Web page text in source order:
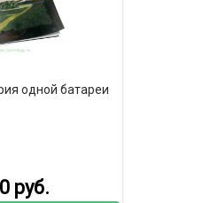
одной батареи
руб.